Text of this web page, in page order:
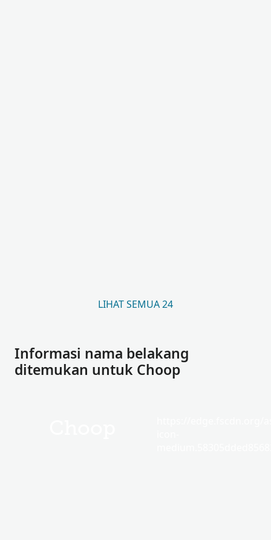
LIHAT SEMUA 24
Informasi nama belakang
ditemukan untuk Choop